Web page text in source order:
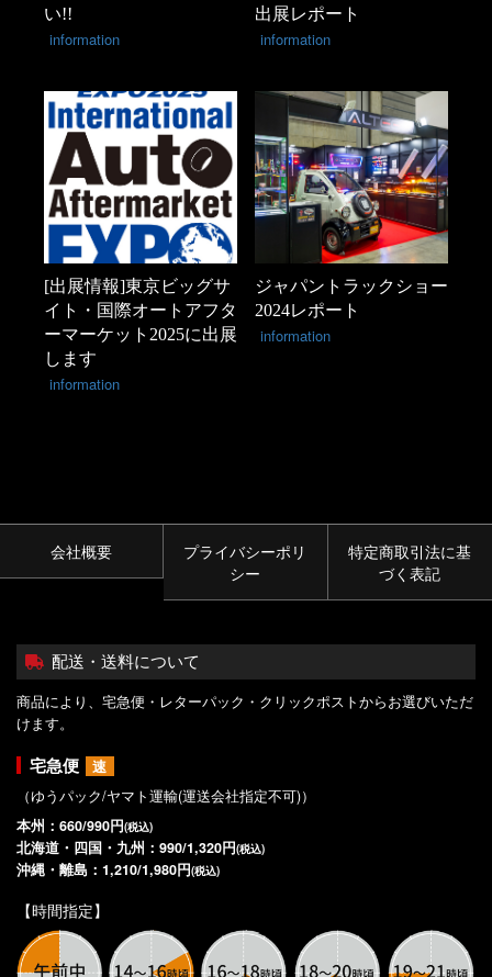
い!!
information
出展レポート
information
[出展情報]東京ビッグサ
イト・国際オートアフタ
ーマーケット2025に出展
します
information
ジャパントラックショー
2024レポート
information
会社概要
プライバシーポリ
シー
特定商取引法に基
づく表記
配送・送料について
商品により、宅急便・レターパック・クリックポストからお選びいただ
けます。
宅急便
速
（ゆうパック/ヤマト運輸(運送会社指定不可)）
本州：660/990円(税込)
北海道・四国・九州：990/1,320円(税込)
沖縄・離島：1,210/1,980円(税込)
【時間指定】